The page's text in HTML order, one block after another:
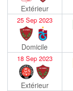
Extérieur
25 Sep 2023
Domicile
18 Sep 2023
Extérieur